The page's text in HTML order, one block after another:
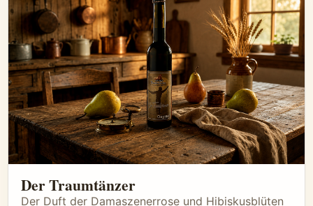
Der Traumtänzer
Der Duft der Damaszenerrose und Hibiskusblüten